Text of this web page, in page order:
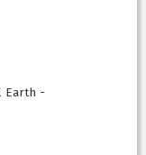
Earth -